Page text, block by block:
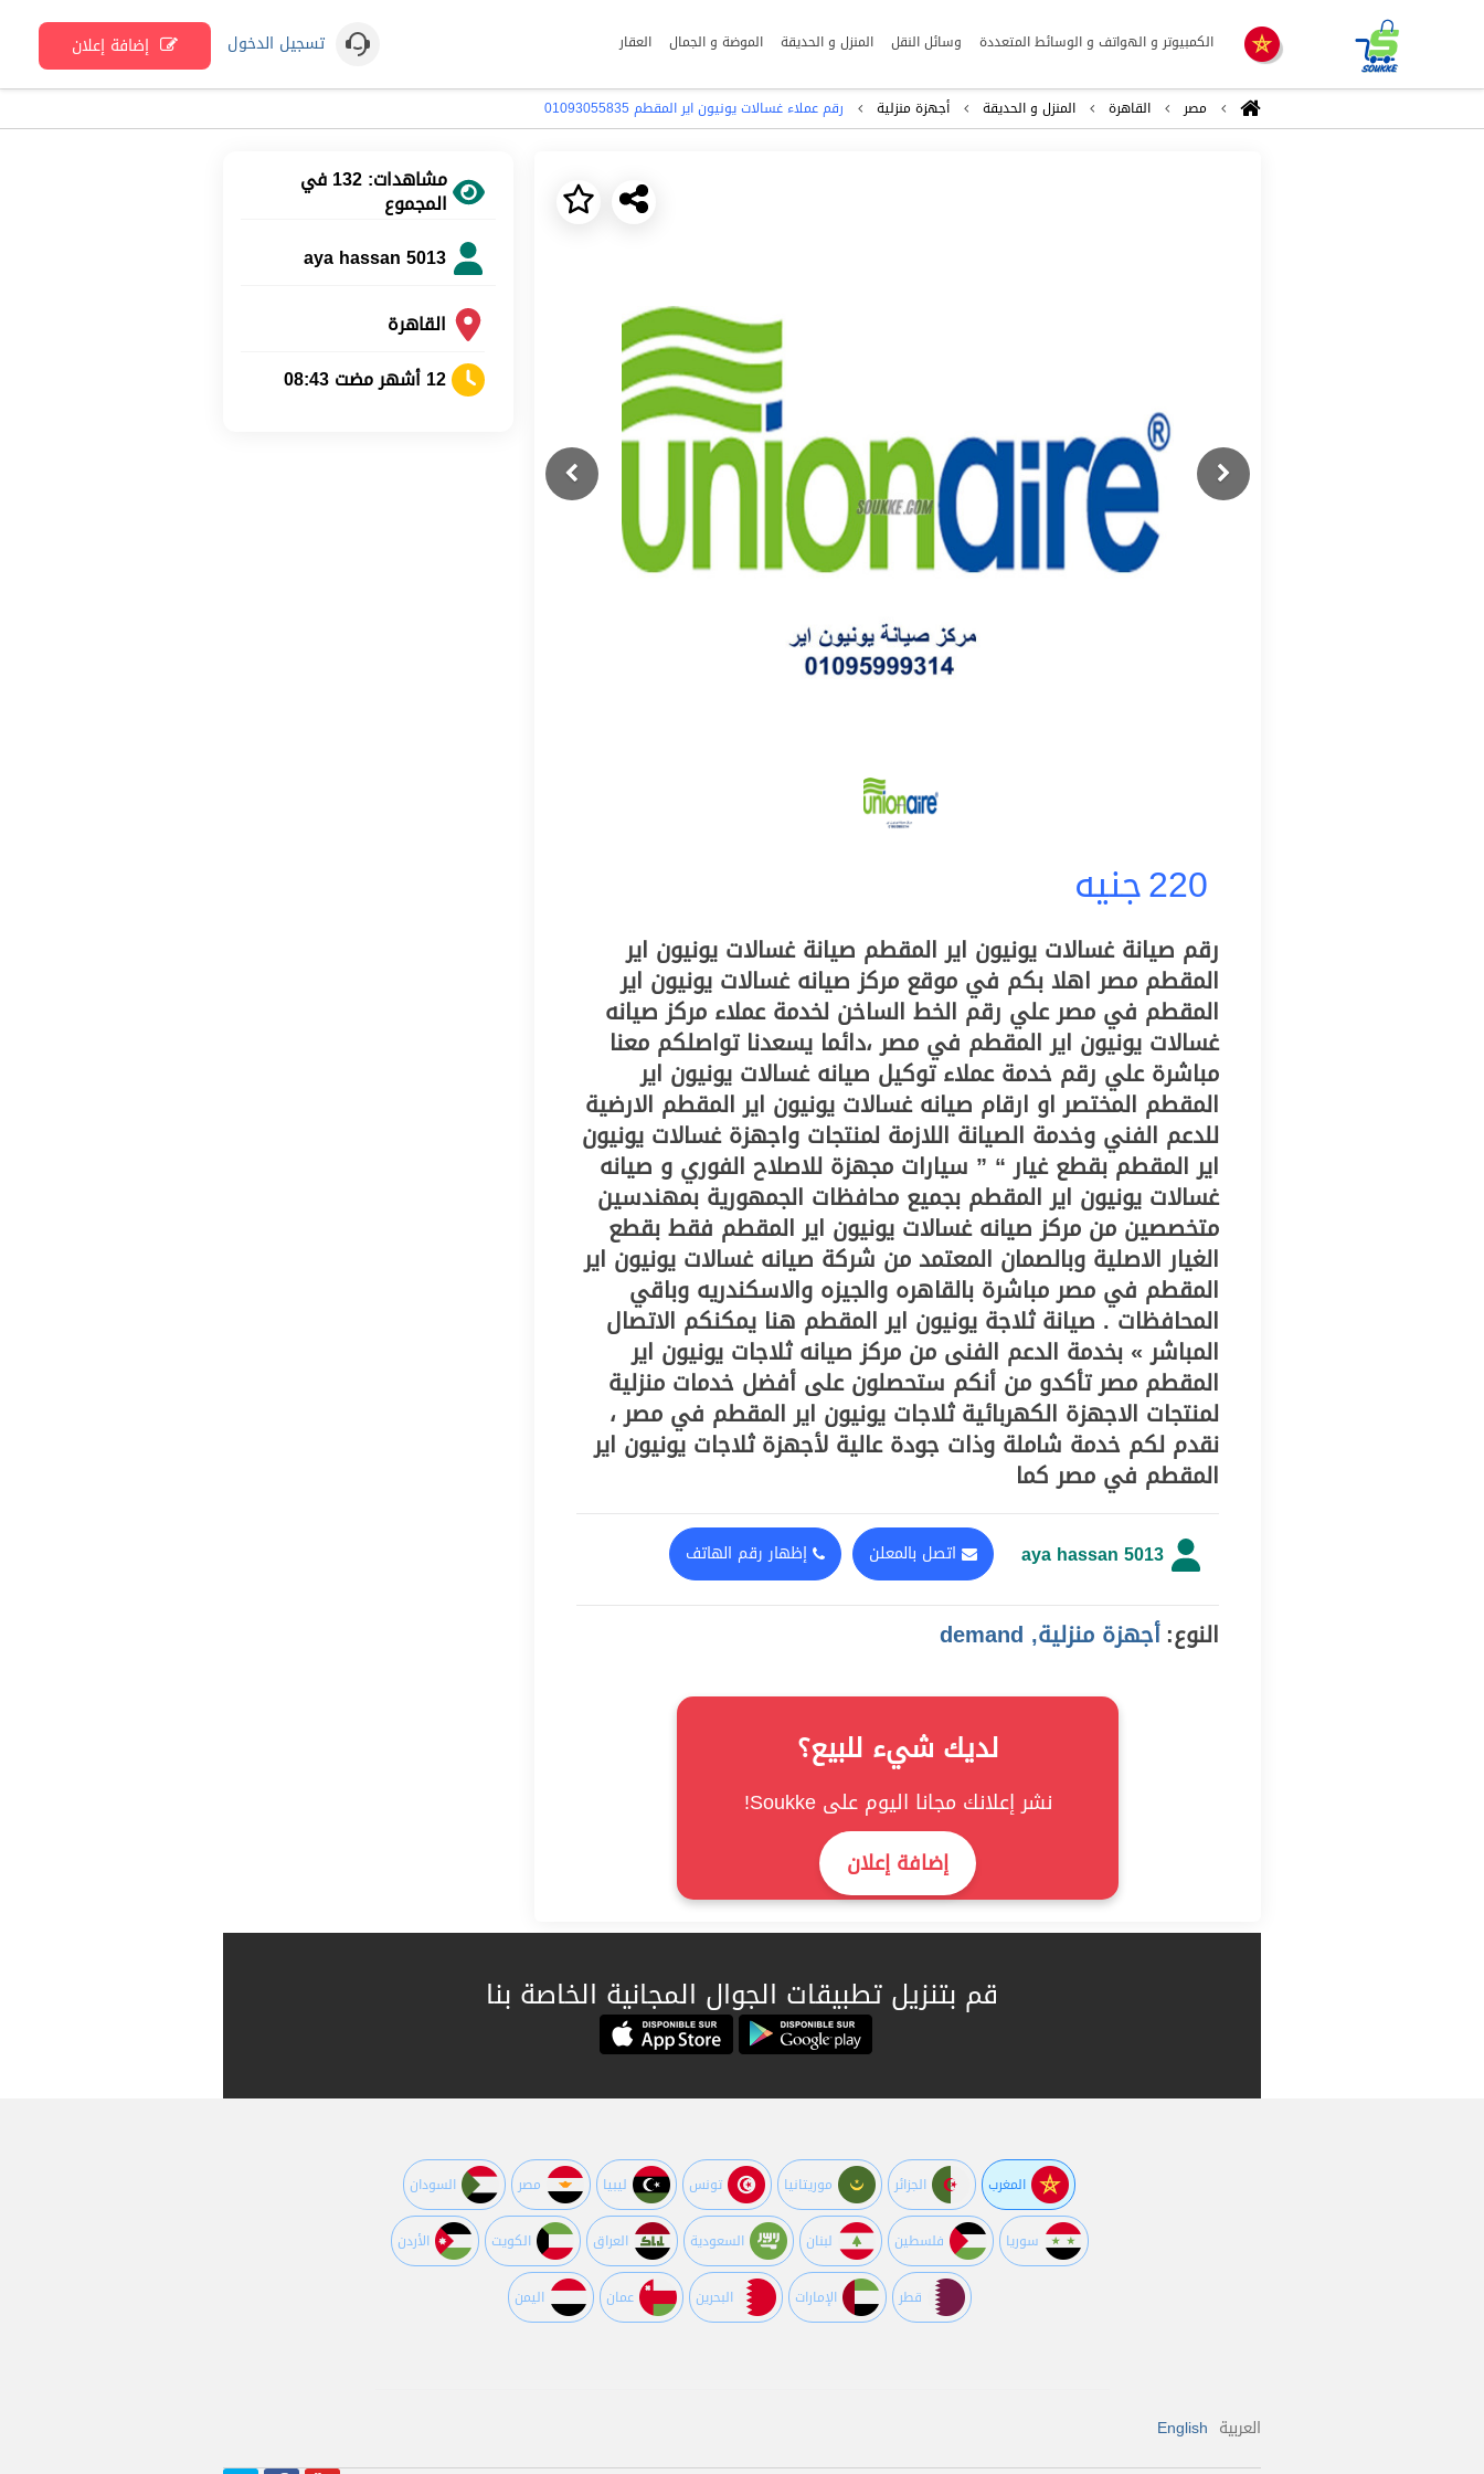
الكمبيوتر و الهواتف و الوسائط المتعددة وسائل النقل المنزل و الحديقة الموضة و الجمال العقار تسجيل الدخول إضافة إعلان
مصر القاهرة المنزل و الحديقة أجهزة منزلية رقم عملاء غسالات يونيون اير المقطم 01093055835
Previous
Next
220جنيه
رقم صيانة غسالات يونيون اير المقطم صيانة غسالات يونيون اير
المقطم مصر اهلا بكم في موقع مركز صيانه غسالات يونيون اير
المقطم في مصر علي رقم الخط الساخن لخدمة عملاء مركز صيانه
غسالات يونيون اير المقطم في مصر ،دائما يسعدنا تواصلكم معنا
مباشرة علي رقم خدمة عملاء توكيل صيانه غسالات يونيون اير
المقطم المختصر او ارقام صيانه غسالات يونيون اير المقطم الارضية
للدعم الفني وخدمة الصيانة اللازمة لمنتجات واجهزة غسالات يونيون
اير المقطم بقطع غيار “ ” سيارات مجهزة للاصلاح الفوري و صيانه
غسالات يونيون اير المقطم بجميع محافظات الجمهورية بمهندسين
متخصصين من مركز صيانه غسالات يونيون اير المقطم فقط بقطع
الغيار الاصلية وبالصمان المعتمد من شركة صيانه غسالات يونيون اير
المقطم في مصر مباشرة بالقاهره والجيزه والاسكندريه وباقي
المحافظات . صيانة ثلاجة يونيون اير المقطم هنا يمكنكم الاتصال
المباشر » بخدمة الدعم الفنى من مركز صيانه ثلاجات يونيون اير
المقطم مصر تأكدو من أنكم ستحصلون على أفضل خدمات منزلية
لمنتجات الاجهزة الكهربائية ثلاجات يونيون اير المقطم في مصر ،
نقدم لكم خدمة شاملة وذات جودة عالية لأجهزة ثلاجات يونيون اير
المقطم في مصر كما
aya hassan 5013 اتصل بالمعلن إظهار رقم الهاتف
النوع:أجهزة منزلية, demand
لديك شيء للبيع؟
نشر إعلانك مجانا اليوم على Soukke!
إضافة إعلان
مشاهدات: 132 في
المجموع
aya hassan 5013
القاهرة
12 أشهر مضت 08:43
قم بتنزيل تطبيقات الجوال المجانية الخاصة بنا
المغرب الجزائر موريتانيا تونس ليبيا مصر السودان
سوريا فلسطين لبنان السعودية العراق الكويت اﻷردن
قطر اﻹمارات البحرين عمان اليمن
العربية English